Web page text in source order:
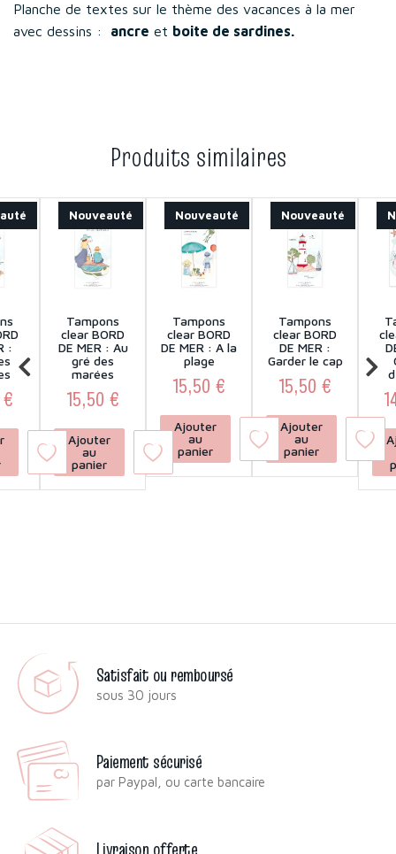
Planche de textes sur le thème des vacances à la mer
avec dessins : ancre et boite de sardines.
Produits similaires
:
Nouveauté
Tampons
clear BORD
DE MER : Au
gré des
marées
Prix
15,50 €
Ajouter
au
panier
Nouveauté
Tampons
clear BORD
DE MER : A la
plage
Prix
15,50 €
Ajouter
au
panier
Nouveauté
Tampons
clear BORD
DE MER :
Garder le cap
Prix
15,50 €
Ajouter
au
panier
Satisfait ou remboursé
sous 30 jours
Paiement sécurisé
par Paypal, ou carte bancaire